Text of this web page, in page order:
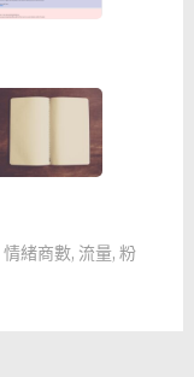
情緒商數, 流量, 粉